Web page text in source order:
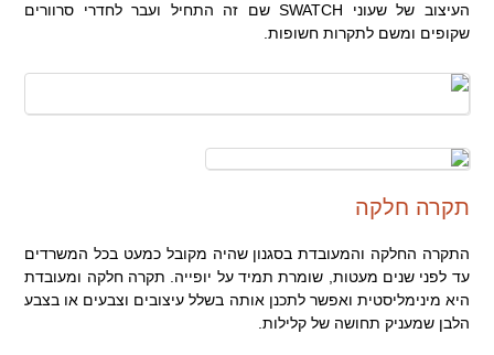
העיצוב של שעוני SWATCH שם זה התחיל ועבר לחדרי סרוורים
שקופים ומשם לתקרות חשופות.
תקרה חלקה
התקרה החלקה והמעובדת בסגנון שהיה מקובל כמעט בכל המשרדים
עד לפני שנים מעטות, שומרת תמיד על יופייה. תקרה חלקה ומעובדת
היא מינימליסטית ואפשר לתכנן אותה בשלל עיצובים וצבעים או בצבע
הלבן שמעניק תחושה של קלילות.